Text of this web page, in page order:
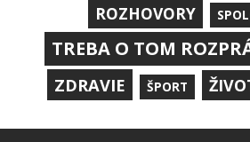
ROZHOVORY
TREBA O TOM
ZDRAVIE ŠPORT